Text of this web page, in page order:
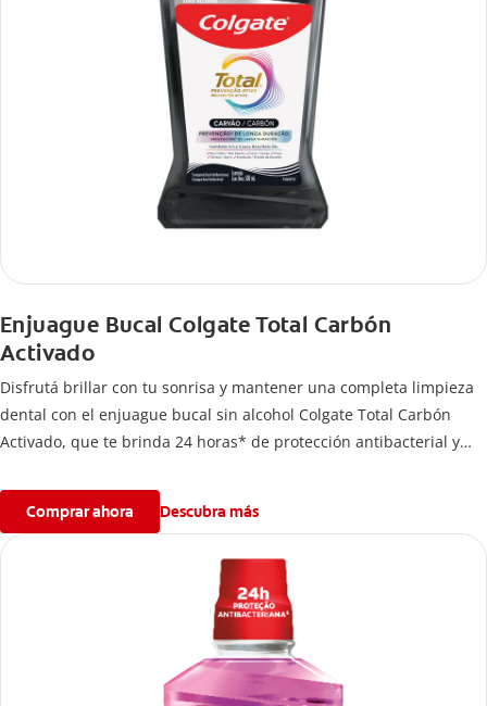
Enjuague Bucal Colgate Total Carbón
Activado
Disfrutá brillar con tu sonrisa y mantener una completa limpieza
dental con el enjuague bucal sin alcohol Colgate Total Carbón
Activado, que te brinda 24 horas* de protección antibacterial y
Comprar ahora Descubra más